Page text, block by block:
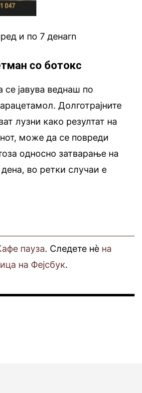
и по 7 денаrn
со ботокс
се јавува веднаш по
Долготрајните
лузни како резултат на
може да се повреди
односно затварање на
во ретки случаи е
пауза. Следете нè на
на Фејсбук.